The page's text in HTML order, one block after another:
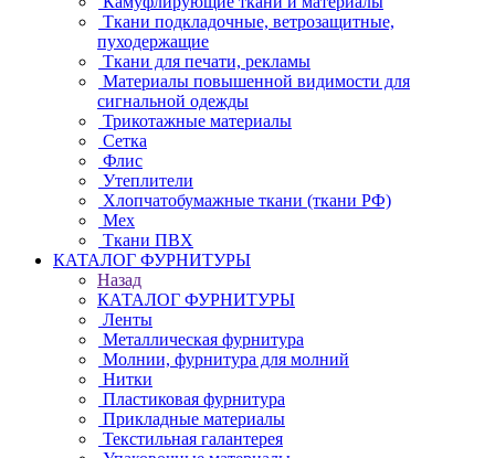
Ткани подкладочные, ветрозащитные,
пуходержащие
Ткани для печати, рекламы
Материалы повышенной видимости для
сигнальной одежды
Трикотажные материалы
Сетка
Флис
Утеплители
Хлопчатобумажные ткани (ткани РФ)
Мех
Ткани ПВХ
КАТАЛОГ ФУРНИТУРЫ
Назад
КАТАЛОГ ФУРНИТУРЫ
Ленты
Металлическая фурнитура
Молнии, фурнитура для молний
Нитки
Пластиковая фурнитура
Прикладные материалы
Текстильная галантерея